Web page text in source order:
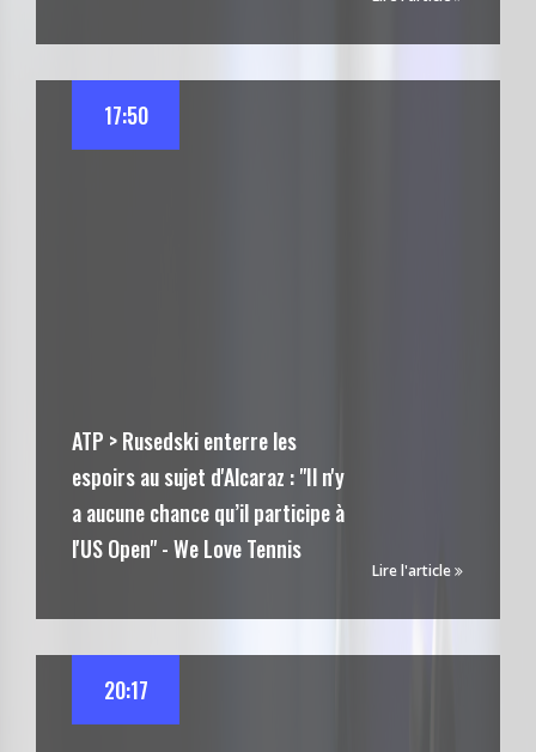
ATP > Rusedski enterre les
espoirs au sujet d'Alcaraz : "Il n'y
a aucune chance qu’il participe à
l'US Open" - We Love Tennis
17:50
Lire l'article
20:17